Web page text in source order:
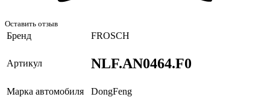
Оставить отзыв
Бренд FROSCH
Артикул NLF.AN0464.F0
Марка автомобиля
DongFeng